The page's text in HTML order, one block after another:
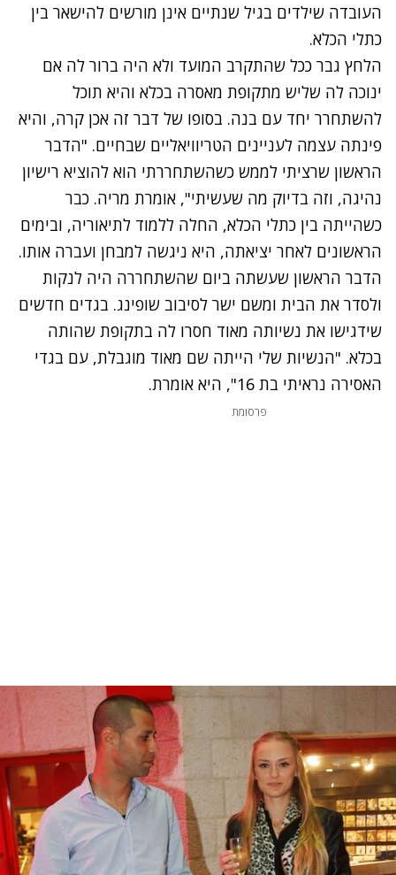
העובדה שילדים בגיל שנתיים אינן מורשים להישאר בין
כתלי הכלא.
הלחץ גבר ככל שהתקרב המועד ולא היה ברור לה אם
ינוכה לה שליש מתקופת מאסרה בכלא והיא תוכל
להשתחרר יחד עם בנה. בסופו של דבר זה אכן קרה, והיא
פינתה עצמה לעניינים הטריוויאליים שבחיים. "הדבר
הראשון שרציתי לממש כשהשתחררתי הוא להוציא רישיון
נהיגה, וזה בדיוק מה שעשיתי", אומרת מריה. כבר
כשהייתה בין כתלי הכלא, החלה ללמוד לתיאוריה, ובימים
הראשונים לאחר יציאתה, היא ניגשה למבחן ועברה אותו.
הדבר הראשון שעשתה ביום שהשתחררה היה לנקות
ולסדר את הבית ומשם ישר לסיבוב שופינג. בגדים חדשים
שידגישו את נשיותה מאוד חסרו לה בתקופת שהותה
בכלא. "הנשיות שלי הייתה שם מאוד מוגבלת, עם בגדי
האסירה נראיתי בת 16", היא אומרת.
פרסומת